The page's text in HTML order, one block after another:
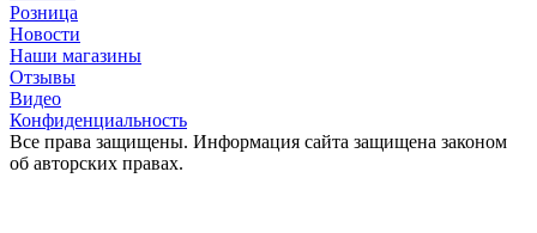
Розница
Новости
Наши магазины
Отзывы
Видео
Конфиденциальность
Все права защищены. Информация сайта защищена законом
об авторских правах.